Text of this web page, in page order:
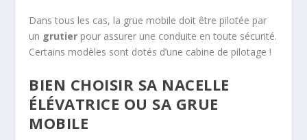
Dans tous les cas, la grue mobile doit être pilotée par
un grutier pour assurer une conduite en toute sécurité.
Certains modèles sont dotés d’une cabine de pilotage !
BIEN CHOISIR SA NACELLE
ÉLÉVATRICE OU SA GRUE
MOBILE